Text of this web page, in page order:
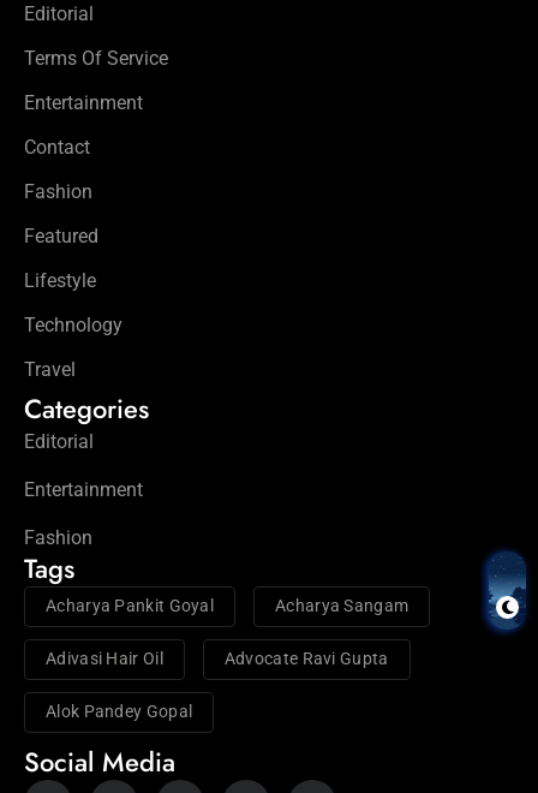
Editorial
Terms Of Service
Entertainment
Contact
Fashion
Featured
Lifestyle
Technology
Travel
Categories
Editorial
Entertainment
Fashion
Tags
Acharya Pankit Goyal Acharya Sangam
Adivasi Hair Oil Advocate Ravi Gupta
Alok Pandey Gopal
Social Media